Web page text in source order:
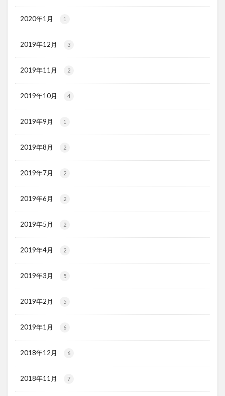
2020年1月 1
2019年12月 3
2019年11月 2
2019年10月 4
2019年9月 1
2019年8月 2
2019年7月 2
2019年6月 2
2019年5月 2
2019年4月 2
2019年3月 5
2019年2月 5
2019年1月 6
2018年12月 6
2018年11月 7